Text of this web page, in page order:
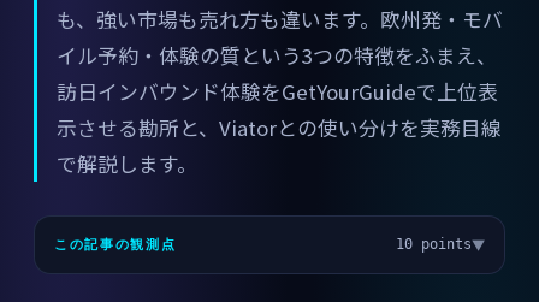
も、強い市場も売れ方も違います。欧州発・モバ
イル予約・体験の質という3つの特徴をふまえ、
訪日インバウンド体験をGetYourGuideで上位表
示させる勘所と、Viatorとの使い分けを実務目線
で解説します。
この記事の観測点 10 points▼